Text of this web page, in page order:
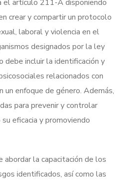
el artículo 211-A disponiendo
crear y compartir un protocolo
laboral y violencia en el
designados por la ley
incluir la identificación y
relacionados con
un enfoque de género. Además,
para prevenir y controlar
eficacia y promoviendo
la capacitación de los
identificados, así como las